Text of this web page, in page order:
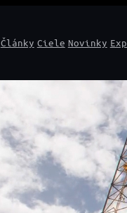
Články Ciele Novinky